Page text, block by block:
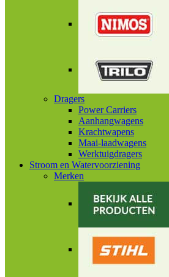
Dragers
Power Carriers
Aanhangwagens
Krachtwapens
Maai-laadwagens
Werktuigdragers
Stroom en Watervoorziening
Merken